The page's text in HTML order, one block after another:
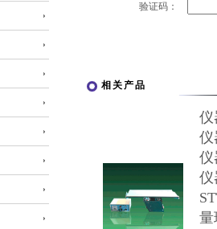
验证码：
相关产品
仪
仪
仪
仪
量